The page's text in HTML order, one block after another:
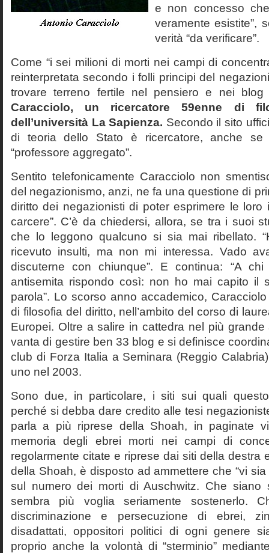
e non concesso
veramente esistite”,
verità “da verificare”.
Come “i sei milioni di morti nei campi di
reinterpretata secondo i folli principi del
trovare terreno fertile nel pensiero e nei
Caracciolo, un ricercatore 59enne di
dell’università La Sapienza. Secondo il sito
di teoria dello Stato è ricercatore, anche
“professore aggregato”.
Sentito telefonicamente Caracciolo non
del negazionismo, anzi, ne fa una questione di
diritto dei negazionisti di poter esprimere le loro
carcere”. C’è da chiedersi, allora, se tra i suoi
che lo leggono qualcuno si sia mai ribellato.
ricevuto insulti, ma non mi interessa. Vado
discuterne con chiunque”. E continua: “A
antisemita rispondo così: non ho mai capito il
parola”. Lo scorso anno accademico,
di filosofia del diritto, nell’ambito del corso di
Europei. Oltre a salire in cattedra nel più grande
vanta di gestire ben 33 blog e si definisce
club di Forza Italia a Seminara (Reggio
uno nel 2003.
Sono due, in particolare, i siti sui quali
perché si debba dare credito alle tesi
parla a più riprese della Shoah, in paginate
memoria degli ebrei morti nei campi di
regolarmente citate e riprese dai siti della destra
della Shoah, è disposto ad ammettere che “vi
sul numero dei morti di Auschwitz. Che siano
sembra più voglia seriamente sostenerlo.
discriminazione e persecuzione di ebrei,
disadattati, oppositori politici di ogni genere
proprio anche la volontà di “sterminio”